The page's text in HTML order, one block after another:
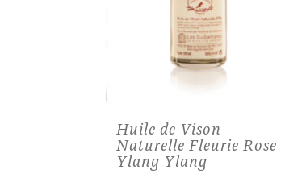
Huile de Vison
Naturelle Fleurie Rose
Ylang Ylang